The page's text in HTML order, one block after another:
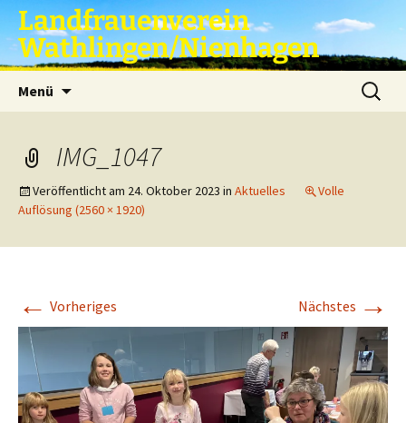
Zum
Inhalt
springen
Landfrauenverein
Wathlingen/Nienhagen
Menü
Suche
nach:
IMG_1047
Veröffentlicht am 24. Oktober 2023 in Aktuelles
Volle
Auflösung (2560 × 1920)
← Vorheriges Nächstes →